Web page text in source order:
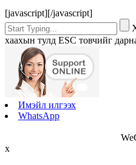
[javascript][/javascript]
хаахын тулд ESC товчийг
Имэйл илгээх
WhatsApp
x